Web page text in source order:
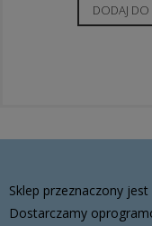
DODAJ
Sklep przeznaczony
Dostarczamy